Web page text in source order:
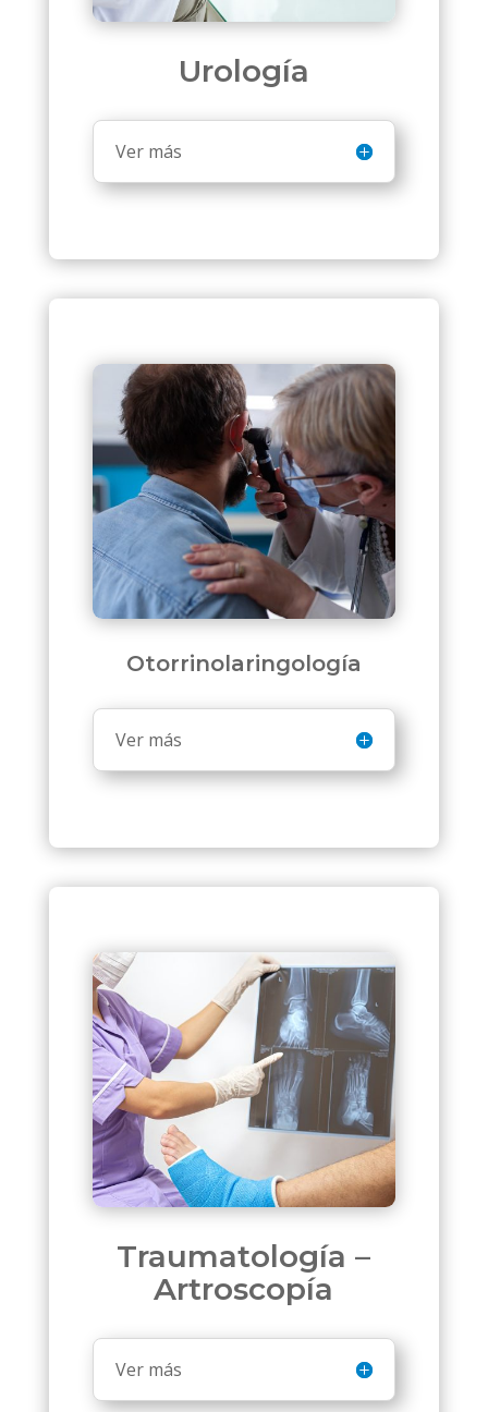
Urología
Ver más
Otorrinolaringología
Ver más
Traumatología –
Artroscopía
Ver más